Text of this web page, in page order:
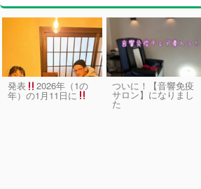
発表 2026年（1の
年）の1月11日に
ついに！【音響免疫
サロン】になりまし
た